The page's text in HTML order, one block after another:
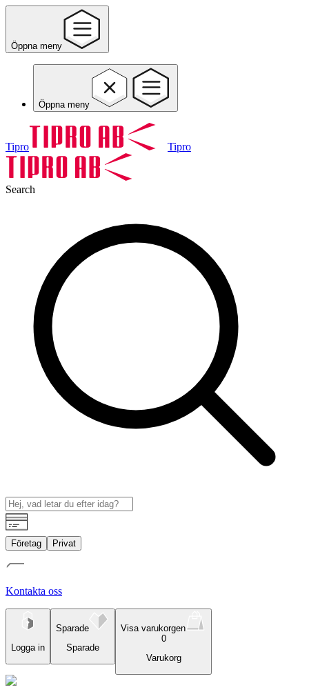
Öppna meny
Öppna meny
Tipro Tipro
Search
Företag Privat
Kontakta oss
Logga in
Sparade
Sparade
Visa varukorgen
0
Varukorg